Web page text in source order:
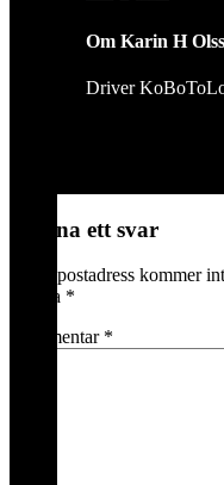
Om Karin H
Driver
Lämna ett svar
Din e-postadress kommer
märkta *
Kommentar *